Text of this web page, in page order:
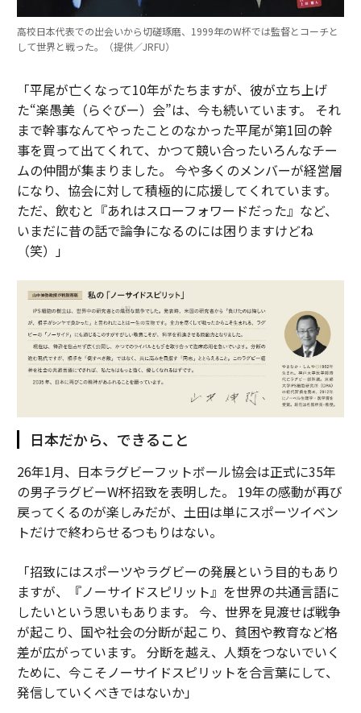
高校日本代表での出会いから切磋琢磨、1999年のW杯では監督とコーチと
して世界と戦った。（提供／JRFU）
「平尾が亡くなって10年がたちますが、彼が立ち上げ
た“楽愚美（らぐびー）会”は、今も続いています。 それ
まで幹事なんてやったことのなかった平尾が第1回の幹
事を買って出てくれて、かつて競い合ったいろんなチー
ムの仲間が集まりました。 今や多くのメンバーが経営層
になり、協会に対して積極的に応援してくれています。
ただ、飲むと『あれはスローフォワードだった』など、
いまだに昔の話で論争になるのには困りますけどね
（笑）」
日本だから、できること
26年1月、日本ラグビーフットボール協会は正式に35年
の男子ラグビーW杯招致を表明した。 19年の感動が再び
戻ってくるのが楽しみだが、土田は単にスポーツイベン
トだけで終わらせるつもりはない。
「招致にはスポーツやラグビーの発展という目的もあり
ますが、『ノーサイドスピリット』を世界の共通言語に
したいという思いもあります。 今、世界を見渡せば戦争
が起こり、国や社会の分断が起こり、貧困や教育など格
差が広がっています。 分断を越え、人類をつないでいく
ために、今こそノーサイドスピリットを合言葉にして、
発信していくべきではないか」